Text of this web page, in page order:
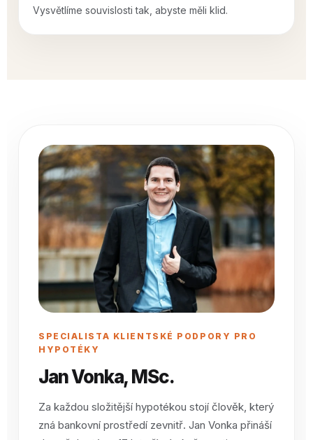
Vysvětlíme souvislosti tak, abyste měli klid.
SPECIALISTA KLIENTSKÉ PODPORY PRO
HYPOTÉKY
Jan Vonka, MSc.
Za každou složitější hypotékou stojí člověk, který
zná bankovní prostředí zevnitř. Jan Vonka přináší